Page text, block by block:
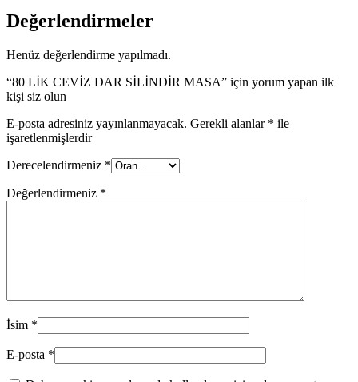
Değerlendirmeler
Henüz değerlendirme yapılmadı.
“80 LİK CEVİZ DAR SİLİNDİR MASA” için yorum yapan ilk
kişi siz olun
E-posta adresiniz yayınlanmayacak. Gerekli alanlar * ile
işaretlenmişlerdir
Derecelendirmeniz *
Değerlendirmeniz *
İsim *
E-posta *